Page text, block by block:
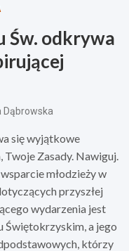
Św. odkrywa
Dąbrowska
się wyjątkowe
Zasady. Nawiguj.
młodzieży w
przyszłej
wydarzenia jest
Świętokrzyskim, a jego
którzy